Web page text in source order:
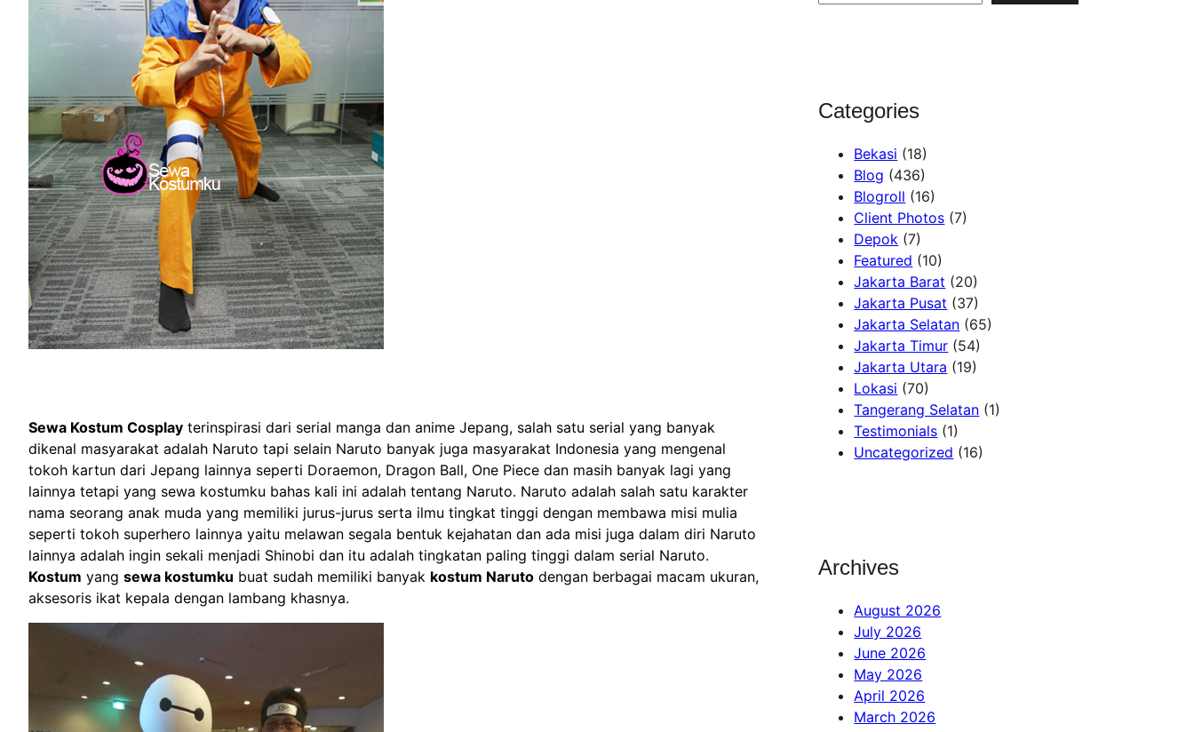
Sewa Kostum Cosplay terinspirasi dari serial manga dan anime Jepang, salah satu serial yang banyak
dikenal masyarakat adalah Naruto tapi selain Naruto banyak juga masyarakat Indonesia yang mengenal
tokoh kartun dari Jepang lainnya seperti Doraemon, Dragon Ball, One Piece dan masih banyak lagi yang
lainnya tetapi yang sewa kostumku bahas kali ini adalah tentang Naruto. Naruto adalah salah satu karakter
nama seorang anak muda yang memiliki jurus-jurus serta ilmu tingkat tinggi dengan membawa misi mulia
seperti tokoh superhero lainnya yaitu melawan segala bentuk kejahatan dan ada misi juga dalam diri Naruto
lainnya adalah ingin sekali menjadi Shinobi dan itu adalah tingkatan paling tinggi dalam serial Naruto.
Kostum yang sewa kostumku buat sudah memiliki banyak kostum Naruto dengan berbagai macam ukuran,
aksesoris ikat kepala dengan lambang khasnya.
Categories
Bekasi (18)
Blog (436)
Blogroll (16)
Client Photos (7)
Depok (7)
Featured (10)
Jakarta Barat (20)
Jakarta Pusat (37)
Jakarta Selatan (65)
Jakarta Timur (54)
Jakarta Utara (19)
Lokasi (70)
Tangerang Selatan (1)
Testimonials (1)
Uncategorized (16)
Archives
August 2026
July 2026
June 2026
May 2026
April 2026
March 2026